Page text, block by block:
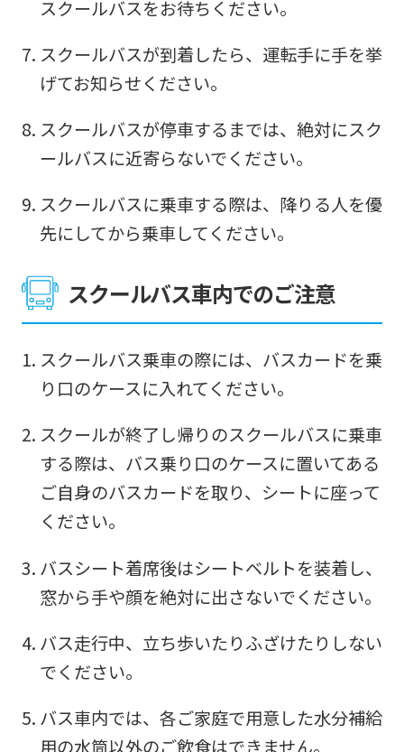
スクールバスをお待ちください。
スクールバスが到着したら、運転手に手を挙
げてお知らせください。
スクールバスが停車するまでは、絶対にスク
ールバスに近寄らないでください。
スクールバスに乗車する際は、降りる人を優
先にしてから乗車してください。
スクールバス車内でのご注意
スクールバス乗車の際には、バスカードを乗
り口のケースに入れてください。
スクールが終了し帰りのスクールバスに乗車
する際は、バス乗り口のケースに置いてある
ご自身のバスカードを取り、シートに座って
ください。
バスシート着席後はシートベルトを装着し、
窓から手や顔を絶対に出さないでください。
バス走行中、立ち歩いたりふざけたりしない
でください。
バス車内では、各ご家庭で用意した水分補給
用の水筒以外のご飲食はできません。
Sports
official
website
automatically
translated
into
English.
the
link
(start
automatic
translation)
to
return
top
page.
However,
use
an